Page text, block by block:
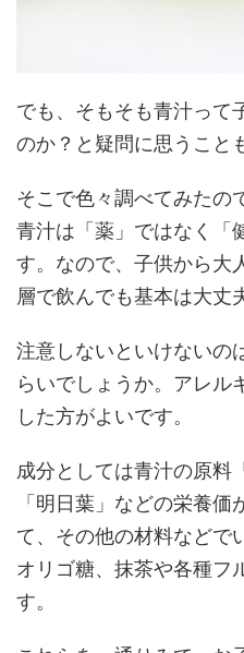
でも、そもそも青汁って
のか？と疑問に思うこと
そこで色々調べてみたの
青汁は「薬」ではなく「
す。なので、子供から大
層で飲んでも基本は大丈
注意しないといけないの
らいでしょうか。アレル
した方がよいです。
成分としては青汁の原料
「明日葉」などの栄養
て、その他の材料などで
オリゴ糖、抹茶や各種フ
す。